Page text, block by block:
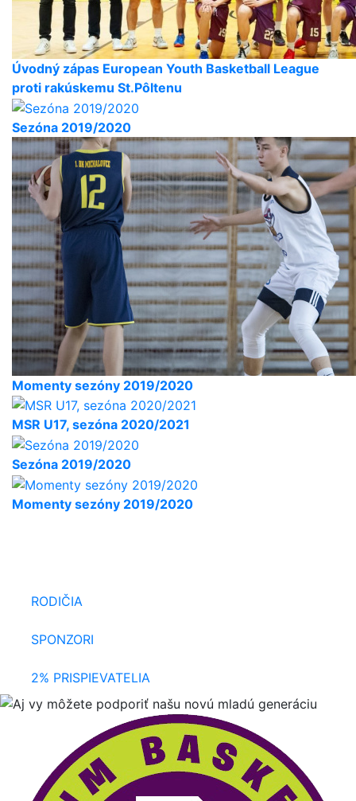
Úvodný zápas European Youth Basketball League
proti rakúskemu St.Pôltenu
Sezóna 2019/2020
Momenty sezóny 2019/2020
MSR U17, sezóna 2020/2021
Sezóna 2019/2020
Momenty sezóny 2019/2020
RODIČIA
SPONZORI
2% PRISPIEVATELIA